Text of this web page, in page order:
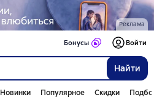
Реклама
Найти
Бонусы Войти
Новинки Популярное Скидки